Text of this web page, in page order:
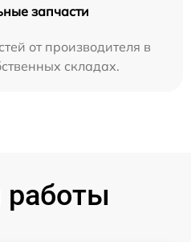
запчасти
от производителя в
складах.